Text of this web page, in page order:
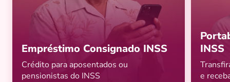
Empréstimo Consignado INSS
Crédito para aposentados ou
pensionistas do INSS
INSS
e